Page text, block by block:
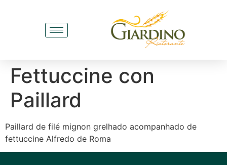
Fettuccine con
Paillard
Paillard de filé mignon grelhado acompanhado de
fettuccine Alfredo de Roma